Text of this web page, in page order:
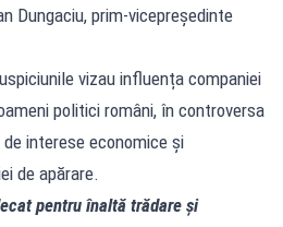
Dungaciu, prim-vicepreședinte
vizau influența companiei
politici români, în controversa
interese economice și
de apărare.
pentru înaltă trădare și